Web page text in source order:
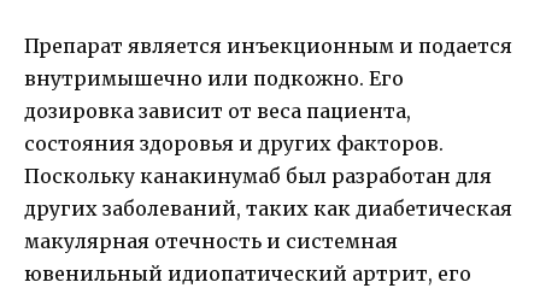
Препарат является инъекционным и подается
внутримышечно или подкожно. Его
дозировка зависит от веса пациента,
состояния здоровья и других факторов.
Поскольку канакинумаб был разработан для
других заболеваний, таких как диабетическая
макулярная отечность и системная
ювенильный идиопатический артрит, его